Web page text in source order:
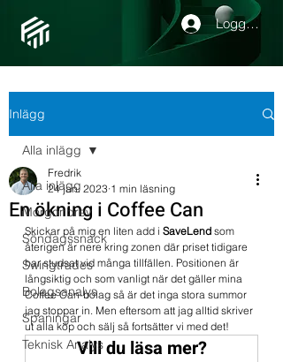
Logga in
Inlägg
Alla inlägg
Morgonbrev
Söndagssnack
Swingtrades
Bolagsanalys
Spaningar
Teknisk Analys
Alla inlägg
En ökning i Coffee Can
Fredrik
24 jan. 2023 1 min läsning
Skickar på mig en liten add i SaveLend som
återigen är nere kring zonen där priset tidigare
har studsat vid många tillfällen. Positionen är
långsiktig och som vanligt när det gäller mina
Coffee Can-bolag så är det inga stora summor
jag stoppar in. Men eftersom att jag alltid skriver
ut alla köp och sälj så fortsätter vi med det!
Vill du läsa mer?